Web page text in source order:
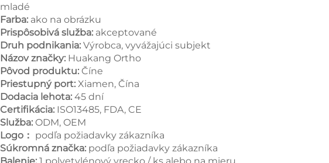
mladé
Farba: ako na obrázku
Prispôsobivá služba: akceptované
Druh podnikania: Výrobca, vyvážajúci subjekt
Názov značky: Huakang Ortho
Pôvod produktu: Číne
Priestupný port: Xiamen, Čína
Dodacia lehota: 45 dní
Certifikácia: ISO13485, FDA, CE
Služba: ODM, OEM
Logo： podľa požiadavky zákazníka
Súkromná značka: podľa požiadavky zákazníka